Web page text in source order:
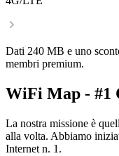
Dati 240 MB e uno
membri premium.
WiFi Map - #1
La nostra missione è
alla volta. Abbiamo
Internet n. 1.